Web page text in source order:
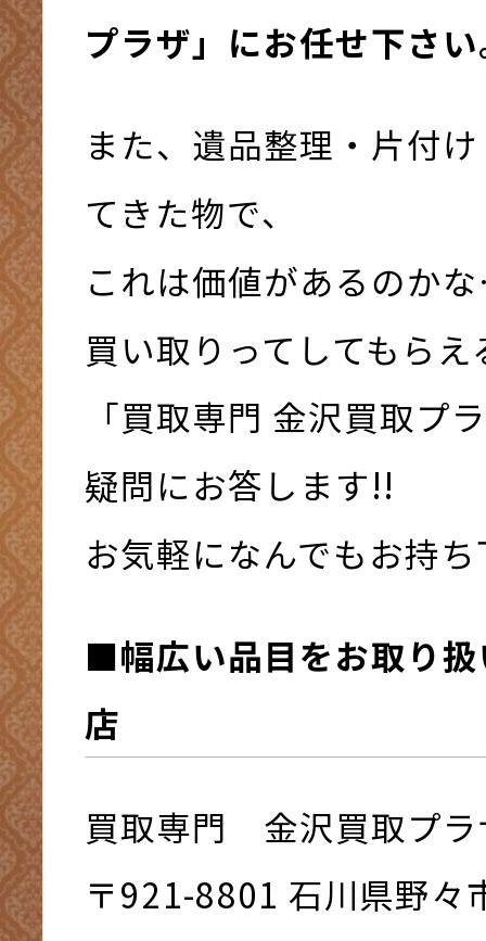
プラザ」にお任せ下さ
また、遺品整理・片付
てきた物で、
これは価値があるのか
買い取りってしてもら
「買取専門 金沢買取プ
疑問にお答します!!
お気軽になんでもお持
■幅広い品目をお取り
店
買取専門 金沢買取プラ
〒921-8801 ⽯川県野々